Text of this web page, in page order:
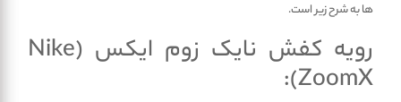
ها به شرح زیر است.
رویه کفش نایک زوم ایکس (Nike
ZoomX):